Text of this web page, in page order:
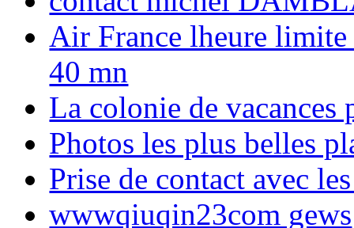
Air France lheure limite
40 mn
La colonie de vacances
Photos les plus belles
Prise de contact avec
wwwqiuqin23com gews